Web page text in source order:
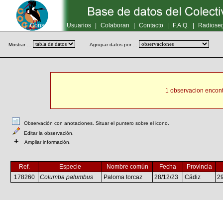
Inicio | Consultas Usuarios Colaboran Contacto F.A.Q.
Mostrar ... Agrupar datos por ...
1 observacion
Observación con anotaciones. Situar el puntero sobre el icono.
Editar la observación.
+ Ampliar información.
Ref. Especie Nombre común Fecha
Provincia
178260
Columba palumbus Paloma torcaz 28/12/23 Cádiz